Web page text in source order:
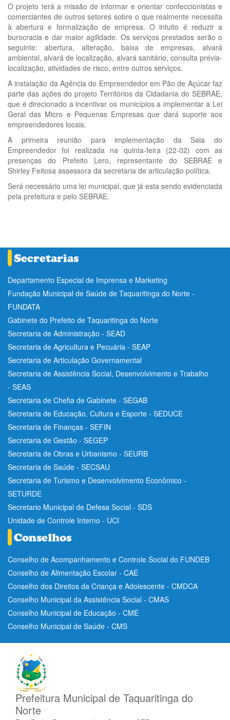
O projeto terá a missão de informar e orientar confeccionistas e
comerciantes de outros setores sobre o que realmente necessita
à abertura e formalização de empresa. O intuito é reduzir a
burocracia e dar maior agilidade. Os serviços prestados serão o
seguinte: abertura, alteração, baixa de empresas, alvará
ambiental, alvará de localização, alvará sanitário, consulta prévia-
localização, atividades de risco, entre outros serviços.
A instalação da Agência do Empreendedor em Pão de Açúcar faz
parte das ações do projeto Territórios da Cidadania do SEBRAE,
que é direcionado a incentivar os municípios a implementar a Lei
Geral das Micro e Pequenas Empresas que dará suporte aos
empreendedores locais.
A primeira reunião para implementação da Sala do
Empreendedor foi realizada na quinta-feira (22-02) com as
presenças do Prefeito Lero, representante do SEBRAE e
Shirley Feitosa assessora da secretaria de articulação política.
Será necessário uma lei municipal, que já esta sendo evidenciada
pela prefeitura e pelo SEBRAE.
Departamento Especial de Imprensa e Marketing
Fundação Municipal de Saúde de Taquaritinga do Norte -
FUNDATA
Gabinete do Prefeito de Taquaritinga do Norte
Secretaria de Administração - SEAD
Secretaria de Agricultura e Pecuária - SEAP
Secretaria de Articulação Governamental
Secretaria de Assistência Social, Desenvolvimento e Trabalho
- SEAS
Secretaria de Chefia de Gabinete - SEGAB
Secretaria de Educação, Cultura e Esporte - SEDUCE
Secretaria de Finanças - SEFIN
Secretaria de Gestão - SEGEP
Secretaria de Obras e Urbanismo - SEURB
Secretaria de Saúde - SECSAU
Secretaria de Turismo e Desenvolvimento Econômico -
SETURDE
Secretario Municipal de Defesa Social - SDS
Unidade de Controle Interno - UCI
Conselho de Acompanhamento e Controle Social do FUNDEB
Conselho de Alimentação Escolar - CAE
Conselho dos Direitos da Criança e Adolescente - CMDCA
Conselho Municipal da Assistência Social - CMAS
Conselho Municipal de Educação - CME
Conselho Municipal de Saúde - CMS
Prefeitura Municipal de Taquaritinga do
Norte